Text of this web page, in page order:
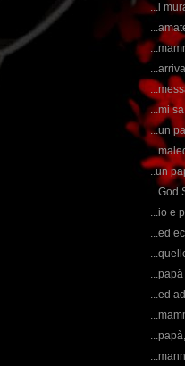
...i
...mi
...un
..un
...God
...io e
...ed
...ed